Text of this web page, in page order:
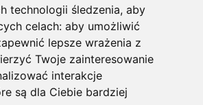
technologii śledzenia, aby
celach: aby umożliwić
lepsze wrażenia z
Twoje zainteresowanie
interakcje
są dla Ciebie bardziej
gadżety reklamowe dla
jak wzbudzić
odbiorców
28 grudnia, 2025 0